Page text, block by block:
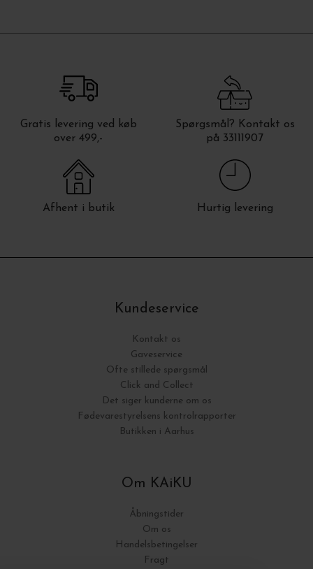
Gratis levering ved køb
over 499,-
Spørgsmål? Kontakt os
på 33111907
Afhent i butik Hurtig levering
Kundeservice
Kontakt os
Gaveservice
Ofte stillede spørgsmål
Click and Collect
Det siger kunderne om os
Fødevarestyrelsens kontrolrapporter
Butikken i Aarhus
Om KAiKU
Åbningstider
Om os
Handelsbetingelser
Fragt